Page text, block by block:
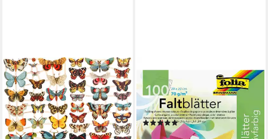
CREATIV COMPANY
Motivpapier Schmetterlinge,
40 Motive, gestanz und
geprägt
12,48 €
lieferbar - in 4-5 Werktagen bei dir
FOLIA
Kraftpapier folia Faltblätter
INTENSIV mehrfarbig 100,
20x20
(1)
ab 7,25 €